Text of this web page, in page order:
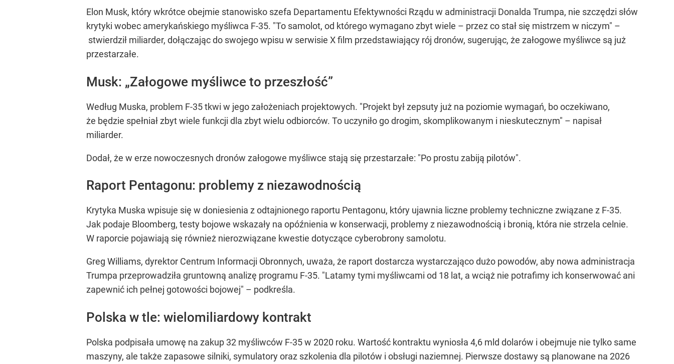
Elon Musk, który wkrótce obejmie stanowisko szefa Departamentu Efektywności Rządu w administracji Donalda Trumpa, nie szczędzi słów
krytyki wobec amerykańskiego myśliwca F-35. "To samolot, od którego wymagano zbyt wiele – przez co stał się mistrzem w niczym" –
stwierdził miliarder, dołączając do swojego wpisu w serwisie X film przedstawiający rój dronów, sugerując, że załogowe myśliwce są już
przestarzałe.
Musk: „Załogowe myśliwce to przeszłość”
Według Muska, problem F-35 tkwi w jego założeniach projektowych. "Projekt był zepsuty już na poziomie wymagań, bo oczekiwano,
że będzie spełniał zbyt wiele funkcji dla zbyt wielu odbiorców. To uczyniło go drogim, skomplikowanym i nieskutecznym" – napisał
miliarder.
Dodał, że w erze nowoczesnych dronów załogowe myśliwce stają się przestarzałe: "Po prostu zabiją pilotów".
Raport Pentagonu: problemy z niezawodnością
Krytyka Muska wpisuje się w doniesienia z odtajnionego raportu Pentagonu, który ujawnia liczne problemy techniczne związane z F-35.
Jak podaje Bloomberg, testy bojowe wskazały na opóźnienia w konserwacji, problemy z niezawodnością i bronią, która nie strzela celnie.
W raporcie pojawiają się również nierozwiązane kwestie dotyczące cyberobrony samolotu.
Greg Williams, dyrektor Centrum Informacji Obronnych, uważa, że raport dostarcza wystarczająco dużo powodów, aby nowa administracja
Trumpa przeprowadziła gruntowną analizę programu F-35. "Latamy tymi myśliwcami od 18 lat, a wciąż nie potrafimy ich konserwować ani
zapewnić ich pełnej gotowości bojowej" – podkreśla.
Polska w tle: wielomiliardowy kontrakt
Polska podpisała umowę na zakup 32 myśliwców F-35 w 2020 roku. Wartość kontraktu wyniosła 4,6 mld dolarów i obejmuje nie tylko same
maszyny, ale także zapasowe silniki, symulatory oraz szkolenia dla pilotów i obsługi naziemnej. Pierwsze dostawy są planowane na 2026